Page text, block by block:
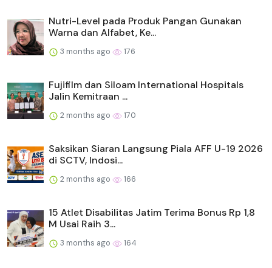
Nutri-Level pada Produk Pangan Gunakan
Warna dan Alfabet, Ke...
3 months ago 176
Fujifilm dan Siloam International Hospitals
Jalin Kemitraan ...
2 months ago 170
Saksikan Siaran Langsung Piala AFF U-19 2026
di SCTV, Indosi...
2 months ago 166
15 Atlet Disabilitas Jatim Terima Bonus Rp 1,8
M Usai Raih 3...
3 months ago 164